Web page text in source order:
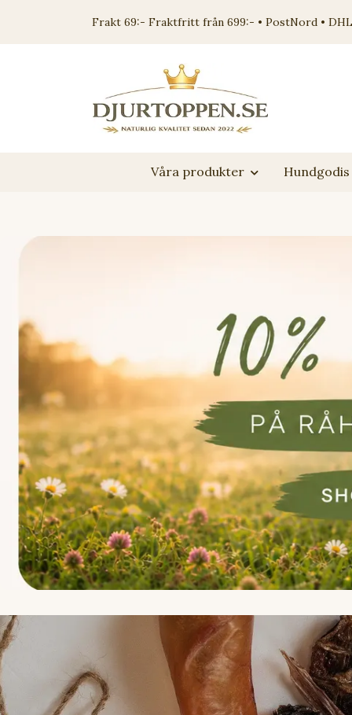
Frakt 69:- Fraktfritt från 699:- • PostNord •
Våra produkter